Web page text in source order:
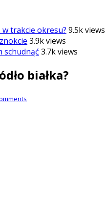
trakcie okresu? 9.5k views
3.9k views
schudnąć 3.7k views
białka?